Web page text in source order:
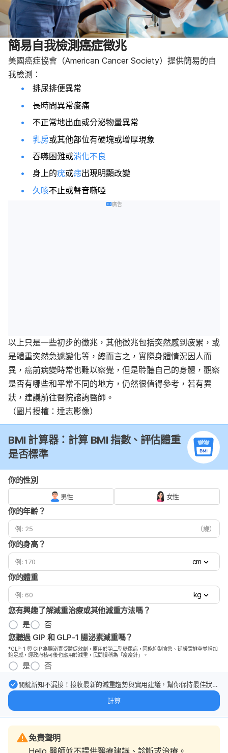
簡易自我檢測癌症徵兆
美國癌症協會（American Cancer Society）提供簡易的自
我檢測：
排尿排便異常
長時間異常痠痛
不正常地出血或分泌物量異常
乳房或其他部位有硬塊或增厚現象
吞嚥困難或消化不良
身上的疣或痣出現明顯改變
久咳不止或聲音嘶啞
廣告
以上只是一些初步的徵兆，其他徵兆包括突然感到疲累，或
是體重突然急遽變化等，總而言之，實際身體情況因人而
異，癌前病變時常也難以察覺，但是聆聽自己的身體，觀察
是否有哪些和平常不同的地方，仍然很值得參考，若有異
狀，建議前往醫院諮詢醫師。
（圖片授權：達志影像）
BMI 計算器：計算 BMI 指數、評估體重
是否標準
你的性別
男性 女性
你的年齡？
（歲）
你的身高？
cm
你的體重
kg
您有興趣了解減重治療或其他減重方法嗎？
是
否
您聽過 GIP 和 GLP-1 腸泌素減重嗎？
*GLP-1 與 GIP 為腸泌素受體促效劑，原用於第二型糖尿病，因能抑制食慾、延緩胃排空並增加
飽足感，經政府核可後也應用於減重，民間慣稱為「瘦瘦針」。
是 否
關鍵新知不漏接！接收最新的減重趨勢與實用建議，幫你保持最佳狀
計算
免責聲明
Hello 醫師並不提供醫療建議、診斷或治療。